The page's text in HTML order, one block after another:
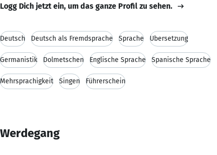
Logg Dich jetzt ein, um das ganze Profil zu sehen.
Deutsch Deutsch als Fremdsprache Sprache Übersetzung
Germanistik Dolmetschen Englische Sprache Spanische Sprache
Mehrsprachigkeit Singen Führerschein
Werdegang